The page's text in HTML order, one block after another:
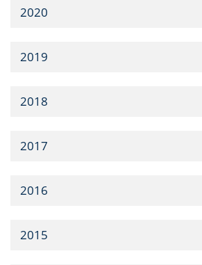
2020
2019
2018
2017
2016
2015